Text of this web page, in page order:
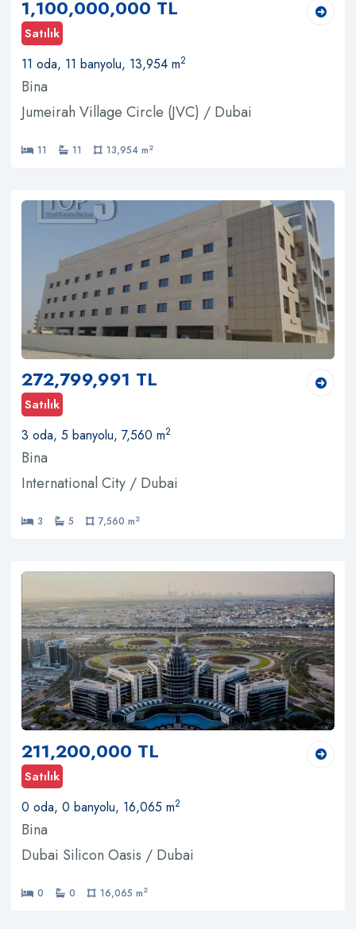
1,100,000,000 TL
Satılık
11 oda, 11 banyolu, 13,954 m2
Bina
Jumeirah Village Circle (JVC) / Dubai
11 11 13,954 m2
272,799,991 TL
Satılık
3 oda, 5 banyolu, 7,560 m2
Bina
International City / Dubai
3 5 7,560 m2
211,200,000 TL
Satılık
0 oda, 0 banyolu, 16,065 m2
Bina
Dubai Silicon Oasis / Dubai
0 0 16,065 m2